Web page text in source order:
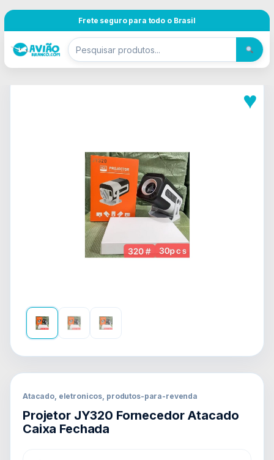
Frete seguro para todo o Brasil
♥
Atacado, eletronicos, produtos-para-revenda
Projetor JY320 Fornecedor Atacado
Caixa Fechada